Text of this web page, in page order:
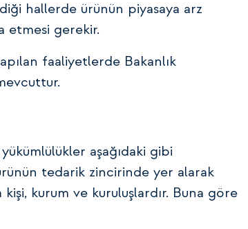
hallerde ürünün piyasaya arz
etmesi gerekir.
faaliyetlerde Bakanlık
aşağıdaki gibi
tedarik zincirinde yer alarak
kurum ve kuruluşlardır. Buna göre